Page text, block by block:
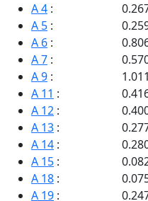
A 4 :
A 5 :
A 6 :
A 7 :
A 9 :
A 11 :
A 12 :
A 13 :
A 14 :
A 15 :
A 18 :
A 19 :